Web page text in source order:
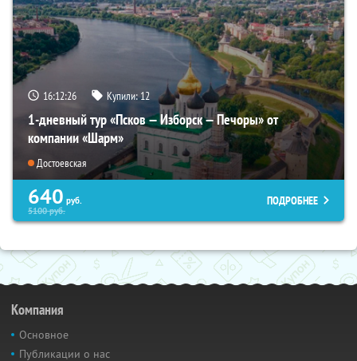
16:12:24 Купили:12
1-дневный тур «Псков — Изборск — Печоры» от
компании «Шарм»
Достоевская
640 руб.
5100руб.
ПОДРОБНЕЕ
Компания
Основное
Публикации о нас